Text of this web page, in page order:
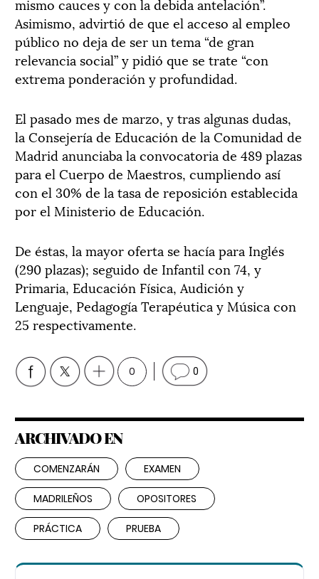
Asimismo, advirtió de que el acceso al empleo
público no deja de ser un tema “de gran
relevancia social” y pidió que se trate “con
extrema ponderación y profundidad.
El pasado mes de marzo, y tras algunas dudas,
la Consejería de Educación de la Comunidad de
Madrid anunciaba la convocatoria de 489 plazas
para el Cuerpo de Maestros, cumpliendo así
con el 30% de la tasa de reposición establecida
por el Ministerio de Educación.
De éstas, la mayor oferta se hacía para Inglés
(290 plazas); seguido de Infantil con 74, y
Primaria, Educación Física, Audición y
Lenguaje, Pedagogía Terapéutica y Música con
25 respectivamente.
0 0
ARCHIVADO EN
COMENZARÁN EXAMEN
MADRILEÑOS OPOSITORES
PRÁCTICA PRUEBA